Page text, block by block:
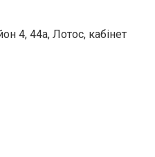
4, 44а, Лотос, кабінет